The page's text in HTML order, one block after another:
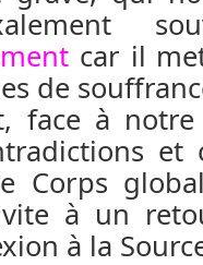
car il
de
face à
et
Corps
à un
à la